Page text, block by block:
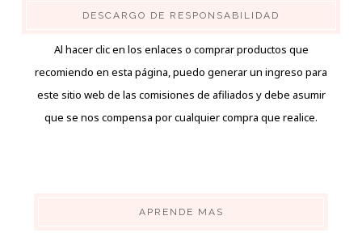
DESCARGO DE RESPONSABILIDAD
Al hacer clic en los enlaces o comprar productos que
recomiendo en esta página, puedo generar un ingreso para
este sitio web de las comisiones de afiliados y debe asumir
que se nos compensa por cualquier compra que realice.
APRENDE MAS